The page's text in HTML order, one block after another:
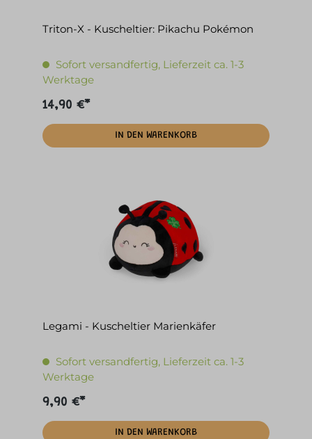
Triton-X - Kuscheltier: Pikachu Pokémon
Sofort versandfertig, Lieferzeit ca. 1-3
Werktage
14,90 €*
IN DEN WARENKORB
Legami - Kuscheltier Marienkäfer
Sofort versandfertig, Lieferzeit ca. 1-3
Werktage
9,90 €*
IN DEN WARENKORB